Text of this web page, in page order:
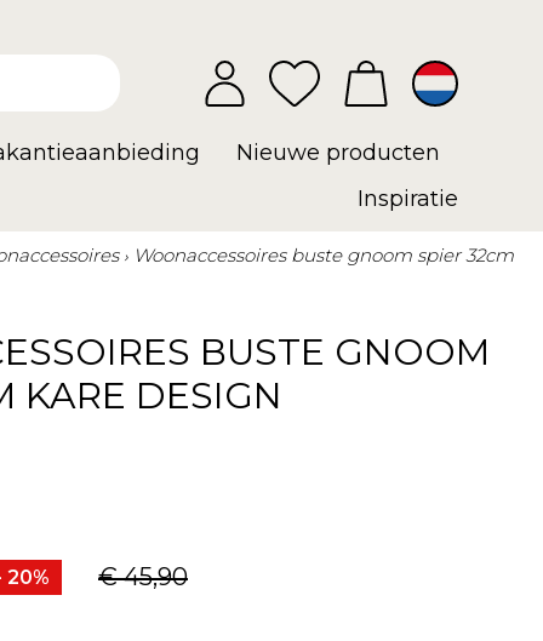
Nieuwe producten
Inspiratie
Woonaccessoires buste gnoom spier 32cm
BUSTE GNOOM
KARE DESIGN
20% € 45,90